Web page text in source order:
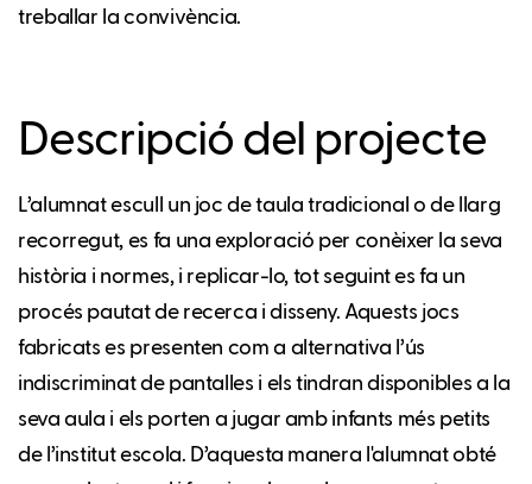
treballar la convivència.
Descripció del projecte
L’alumnat escull un joc de taula tradicional o de llarg
recorregut, es fa una exploració per conèixer la seva
història i normes, i replicar-lo, tot seguint es fa un
procés pautat de recerca i disseny. Aquests jocs
fabricats es presenten com a alternativa l’ús
indiscriminat de pantalles i els tindran disponibles a la
seva aula i els porten a jugar amb infants més petits
de l’institut escola. D’aquesta manera l'alumnat obté